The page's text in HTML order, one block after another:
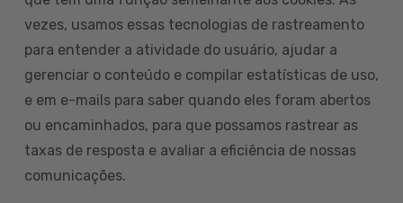
vezes, usamos essas tecnologias de rastreamento
para entender a atividade do usuário, ajudar a
gerenciar o conteúdo e compilar estatísticas de uso,
e em e-mails para saber quando eles foram abertos
ou encaminhados, para que possamos rastrear as
taxas de resposta e avaliar a eficiência de nossas
comunicações.